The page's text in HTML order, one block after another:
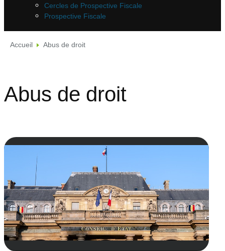
Cercles de Prospective Fiscale
Prospective Fiscale
Accueil Abus de droit
Abus de droit